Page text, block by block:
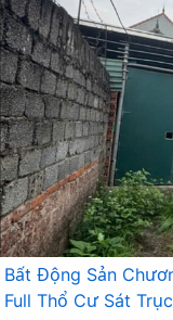
Bất Động Sản
Full Thổ Cư Sát